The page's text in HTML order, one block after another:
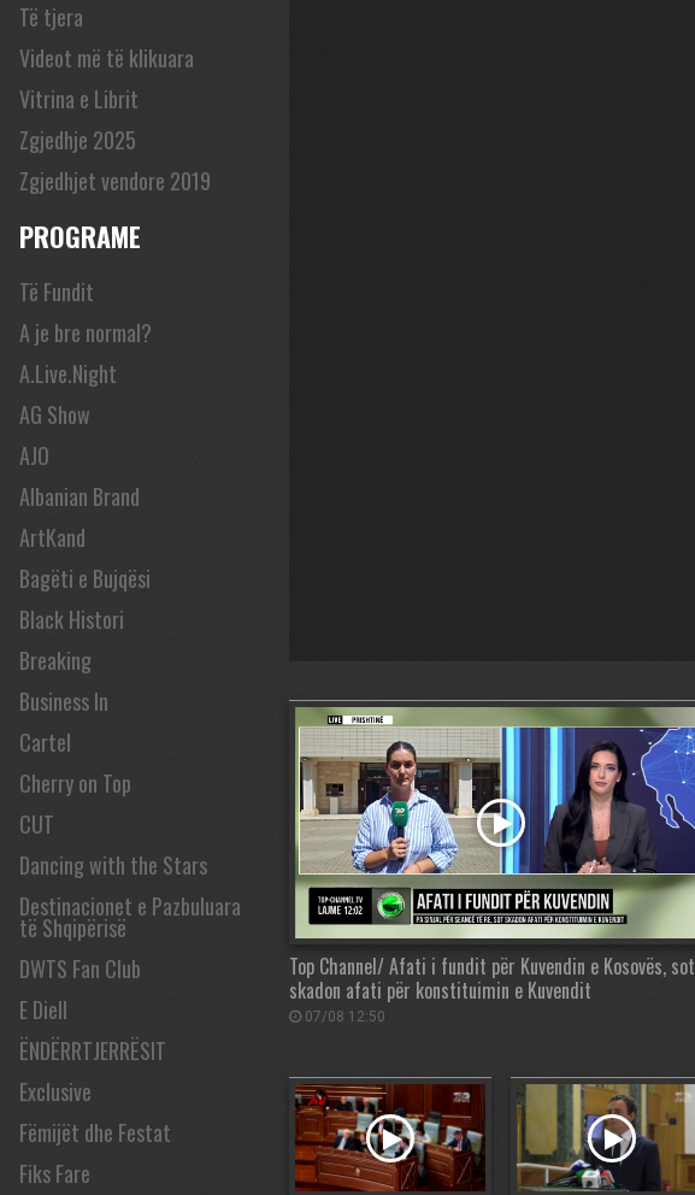
Të tjera
Videot më të klikuara
Vitrina e Librit
Zgjedhje 2025
Zgjedhjet vendore 2019
PROGRAME
Të Fundit
A je bre normal?
A.Live.Night
AG Show
AJO
Albanian Brand
ArtKand
Bagëti e Bujqësi
Black Histori
Breaking
Business In
Cartel
Cherry on Top
CUT
Dancing with the Stars
Destinacionet e Pazbuluara
të Shqipërisë
DWTS Fan Club
E Diell
ËNDËRRTJERRËSIT
Exclusive
Fëmijët dhe Festat
Fiks Fare
Top Channel/ Afati i fundit për Kuvendin e Kosovës, sot
skadon afati për konstituimin e Kuvendit
07/08 12:50